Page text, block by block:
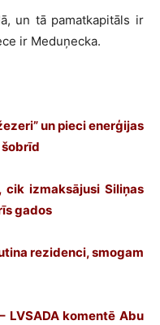
un tā pamatkapitāls ir
ir Meduņecka.
un pieci enerģijas
šobrīd
cik izmaksājusi Siliņas
gados
rezidenci, smogam
LVSADA komentē Abu